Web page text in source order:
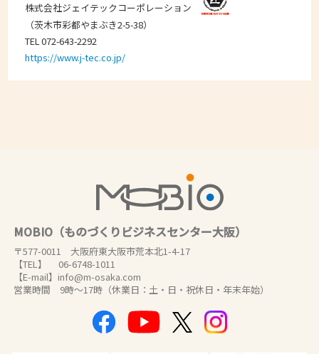
株式会社ジェイテックコーポレーション
（茨木市彩都やまぶき2-5-38）
TEL 072-643-2292
https://www.j-tec.co.jp/
MOBIO（ものづくりビジネスセンター大阪）
〒577-0011 大阪府東大阪市荒本北1-4-17
【TEL】 06-6748-1011
【E-mail】info@m-osaka.com
営業時間 9時～17時（休業日：土・日・祝休日・年末年始）